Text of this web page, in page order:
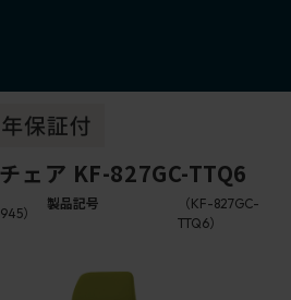
ェア KF-827GC-TTQ6
）
製品記号
（KF-827GC-
TTQ6）